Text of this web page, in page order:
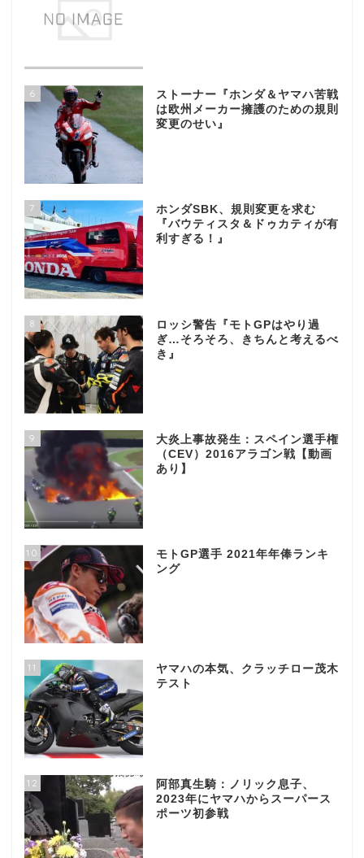
6
ストーナー『ホンダ＆ヤマハ苦戦
は欧州メーカー擁護のための規則
変更のせい』
7
ホンダSBK、規則変更を求む
『バウティスタ＆ドゥカティが有
利すぎる！』
8
ロッシ警告『モトGPはやり過
ぎ…そろそろ、きちんと考えるべ
き』
9
大炎上事故発生：スペイン選手権
（CEV）2016アラゴン戦【動画
あり】
10
モトGP選手 2021年年俸ランキ
ング
11
ヤマハの本気、クラッチロー茂木
テスト
12
阿部真生騎：ノリック息子、
2023年にヤマハからスーパース
ポーツ初参戦